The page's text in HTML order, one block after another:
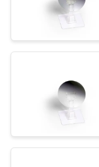
CITAAT
SITEMAP
PRIVACY
POLICY